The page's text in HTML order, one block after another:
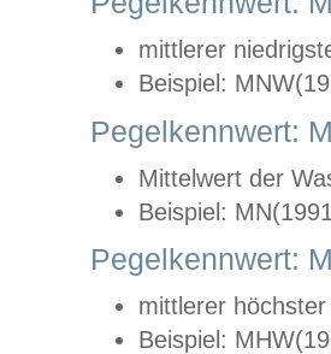
mittlerer
Beispiel:
Pegelkennwert:
Mittelwert der
Beispiel:
Pegelkennwert:
mittlerer
Beispiel: